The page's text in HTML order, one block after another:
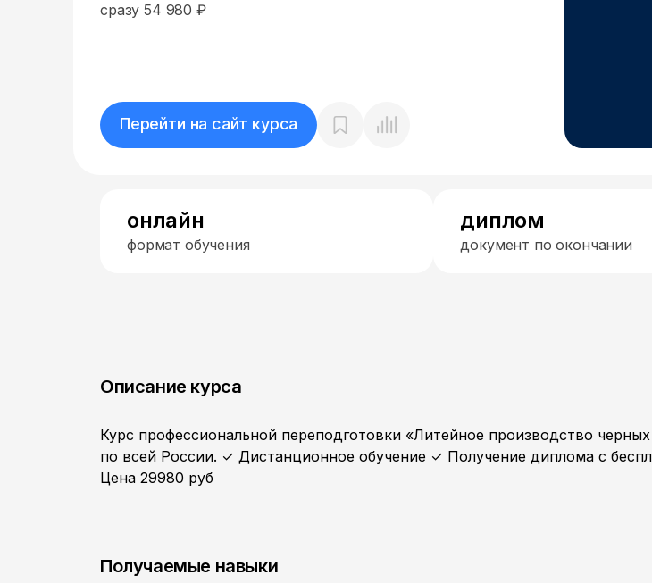
сразу 54 980 ₽
Перейти на сайт курса
онлайн
формат обучения
диплом
документ по окончании
Описание курса
Курс профессиональной переподготовки «Литейное производство
по всей России. ✓ Дистанционное обучение ✓ Получение диплома с
Цена 29980 руб
Получаемые навыки